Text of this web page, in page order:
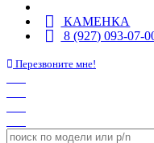
КАМЕНКА
8 (927) 093-07-
Перезвоните мне!